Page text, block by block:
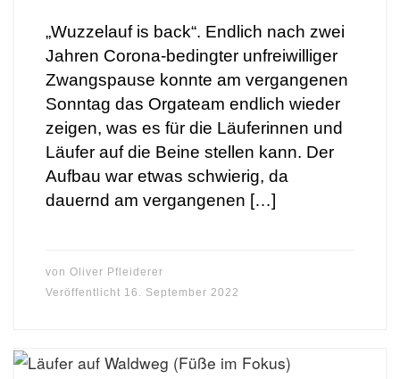
„Wuzzelauf is back“. Endlich nach zwei
Jahren Corona-bedingter unfreiwilliger
Zwangspause konnte am vergangenen
Sonntag das Orgateam endlich wieder
zeigen, was es für die Läuferinnen und
Läufer auf die Beine stellen kann. Der
Aufbau war etwas schwierig, da
dauernd am vergangenen […]
von Oliver Pfleiderer
Veröffentlicht 16. September 2022